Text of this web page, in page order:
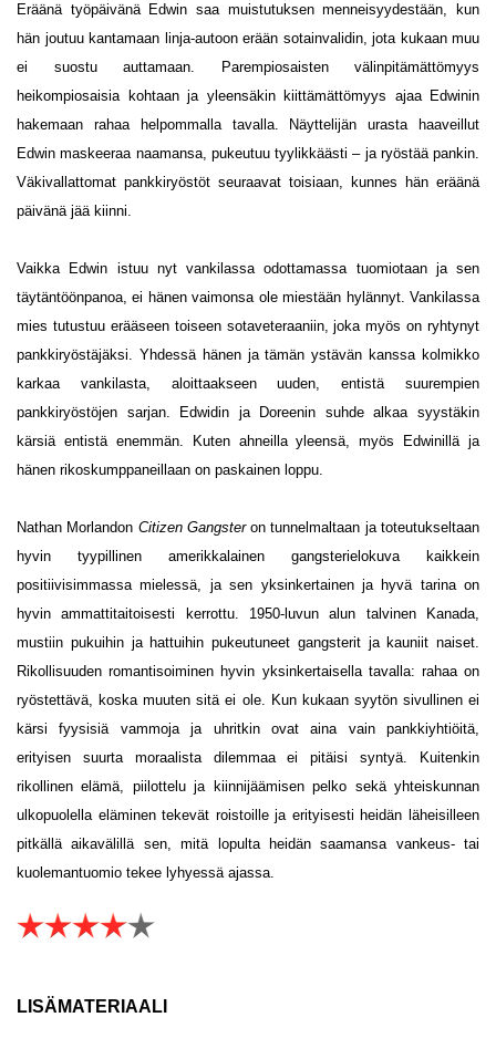
Eräänä työpäivänä Edwin saa muistutuksen menneisyydestään, kun
hän joutuu kantamaan linja-autoon erään sotainvalidin, jota kukaan muu
ei suostu auttamaan. Parempiosaisten välinpitämättömyys
heikompiosaisia kohtaan ja yleensäkin kiittämättömyys ajaa Edwinin
hakemaan rahaa helpommalla tavalla. Näyttelijän urasta haaveillut
Edwin maskeeraa naamansa, pukeutuu tyylikkäästi – ja ryöstää pankin.
Väkivallattomat pankkiryöstöt seuraavat toisiaan, kunnes hän eräänä
päivänä jää kiinni.
Vaikka Edwin istuu nyt vankilassa odottamassa tuomiotaan ja sen
täytäntöönpanoa, ei hänen vaimonsa ole miestään hylännyt. Vankilassa
mies tutustuu erääseen toiseen sotaveteraaniin, joka myös on ryhtynyt
pankkiryöstäjäksi. Yhdessä hänen ja tämän ystävän kanssa kolmikko
karkaa vankilasta, aloittaakseen uuden, entistä suurempien
pankkiryöstöjen sarjan. Edwidin ja Doreenin suhde alkaa syystäkin
kärsiä entistä enemmän. Kuten ahneilla yleensä, myös Edwinillä ja
hänen rikoskumppaneillaan on paskainen loppu.
Nathan Morlandon Citizen Gangsteron tunnelmaltaan ja toteutukseltaan
hyvin tyypillinen amerikkalainen gangsterielokuva kaikkein
positiivisimmassa mielessä, ja sen yksinkertainen ja hyvä tarina on
hyvin ammattitaitoisesti kerrottu. 1950-luvun alun talvinen Kanada,
mustiin pukuihin ja hattuihin pukeutuneet gangsterit ja kauniit naiset.
Rikollisuuden romantisoiminen hyvin yksinkertaisella tavalla: rahaa on
ryöstettävä, koska muuten sitä ei ole. Kun kukaan syytön sivullinen ei
kärsi fyysisiä vammoja ja uhritkin ovat aina vain pankkiyhtiöitä,
erityisen suurta moraalista dilemmaa ei pitäisi syntyä. Kuitenkin
rikollinen elämä, piilottelu ja kiinnijäämisen pelko sekä yhteiskunnan
ulkopuolella eläminen tekevät roistoille ja erityisesti heidän läheisilleen
pitkällä aikavälillä sen, mitä lopulta heidän saamansa vankeus- tai
kuolemantuomio tekee lyhyessä ajassa.
LISÄMATERIAALI